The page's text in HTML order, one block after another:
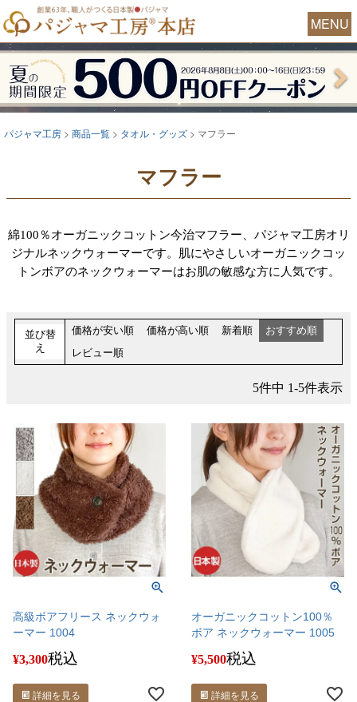
MENU
パジャマ工房 商品一覧 タオル・グッズ マフラー
マフラー
綿100％オーガニックコットン今治マフラー、パジャマ工房オリ
ジナルネックウォーマーです。肌にやさしいオーガニックコッ
トンボアのネックウォーマーはお肌の敏感な方に人気です。
並び替
え
価格が安い順 価格が高い順 新着順
おすすめ順
レビュー順
5件中 1-5件表示
高級ボアフリース ネックウォ
ーマー 1004
¥3,300税込
詳細を見る
オーガニックコットン100％
ボア ネックウォーマー 1005
¥5,500税込
詳細を見る